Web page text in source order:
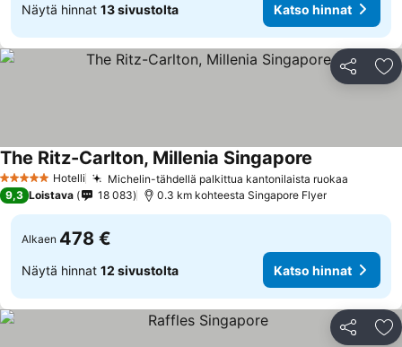
Näytä hinnat 13 sivustolta Katso hinnat
Jaa
5 Tähtiluokitus
Hotelli Michelin-tähdellä palkittua kantonilaista ruokaa
The Ritz-Carlton, Millenia Singapore
9,3 Loistava 18 083 0.3 km kohteesta Singapore Flyer
Alkaen 478 €
Näytä hinnat 12 sivustolta Katso hinnat
Jaa